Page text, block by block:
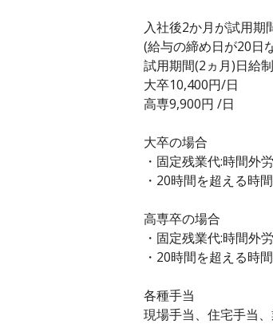
入社後2か月が試用期
(給与の締め日が20日
試用期間(2ヵ月)日給制
大卒10,400円/日
高専9,900円 /日
大卒の場合
・固定残業代:時間外
・20時間を超える時
高専卒の場合
・固定残業代:時間外
・20時間を超える時
各種手当
現場手当、住宅手当